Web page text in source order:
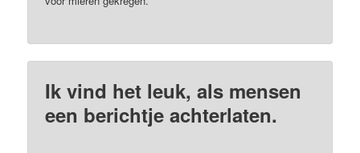
Ik vind het leuk, als mensen
een berichtje achterlaten.